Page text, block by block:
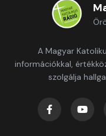
A Magyar
információkkal,
szolgálja